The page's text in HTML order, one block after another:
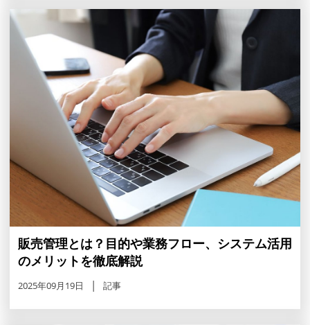
販売管理とは？目的や業務フロー、システム活用
のメリットを徹底解説
2025年09月19日 記事